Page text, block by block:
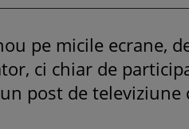
pe micile ecrane,
ci chiar de
post de